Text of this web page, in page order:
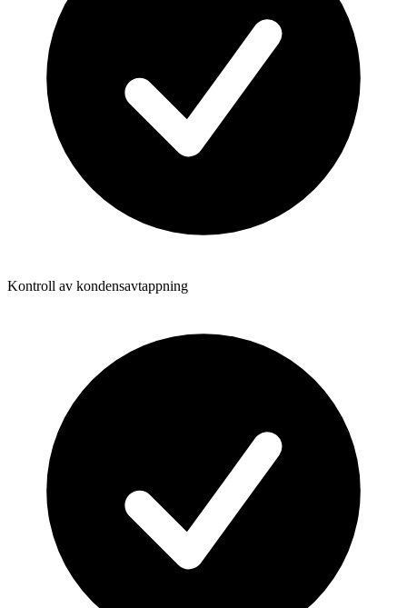
Kontroll av kondensavtappning